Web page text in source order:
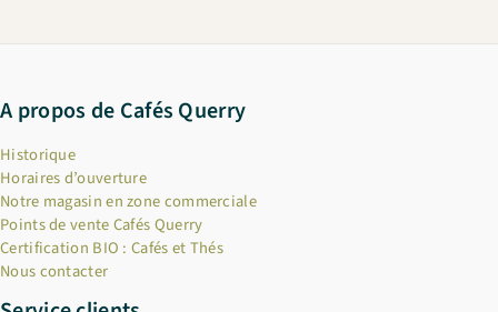
A propos de Cafés Querry
Historique
Horaires d’ouverture
Notre magasin en zone commerciale
Points de vente Cafés Querry
Certification BIO : Cafés et Thés
Nous contacter